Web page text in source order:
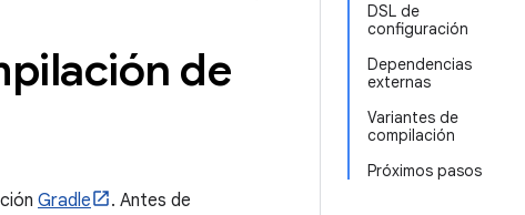
DSL de
configuración
Dependencias
externas
Variantes de
compilación
Próximos pasos
de
Gradle
. Antes de